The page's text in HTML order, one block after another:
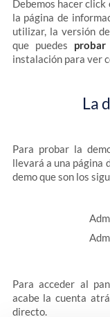
Debemos hacer
la página de
utilizar, la versión
que puedes
instalación para ver
La
Para probar la
llevará a una página
demo que son los
Para acceder al
acabe la cuenta
directo.